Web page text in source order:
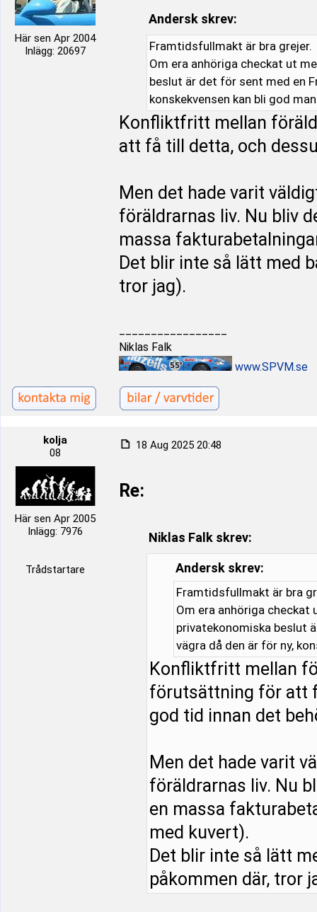
Här sen Apr 2004
Inlägg: 20697
Andersk skrev:
Framtidsfullmakt är bra grejer.
Om era anhöriga checkat ut
beslut är det för sent med en
konskekvensen kan bli god
Konfliktfritt mellan
att få till detta, och
Men det hade varit
föräldrarnas liv. Nu bliv
massa
Det blir inte så lätt med
tror jag).
Niklas Falk
www.SPVM.se
kolja
08
Här sen Apr 2005
Inlägg: 7976
Trådstartare
18 Aug 2025 20:48
Re:
Niklas Falk skrev:
Andersk skrev:
Framtidsfullmakt är bra
Om era anhöriga
privatekonomiska beslut
vägra då den är för ny,
Konfliktfritt mellan
förutsättning för att
god tid innan det
Men det hade varit
föräldrarnas liv. Nu
en massa
med kuvert).
Det blir inte så lätt
påkommen där, tror